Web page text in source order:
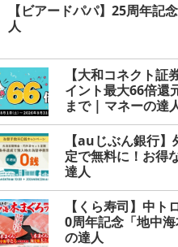
【ビアードパパ】25周年
人
【大和コネクト
イント最大66倍還
まで | マネーの達
【auじぶん銀行
定で無料に！お得
達人
【くら寿司】中
0周年記念「地中
の達人